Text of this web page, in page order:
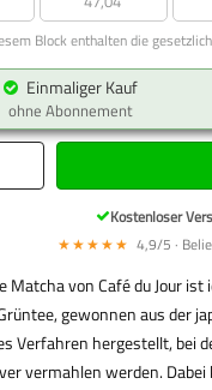
Block enthalten die
Einmaliger Kauf
ohne Abonnement
Kostenloser
★★★★★ 4,9/5 ·
Matcha von Café du Jour
gewonnen aus der
Verfahren hergestellt, bei
vermahlen werden.